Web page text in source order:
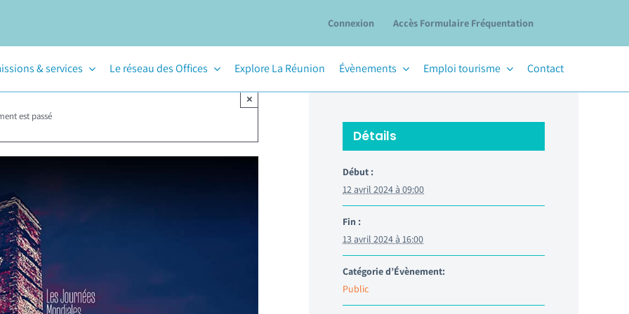
Connexion Accès Formulaire Fréquentation
& services Le réseau des Offices Explore La Réunion Évènements Emploi tourisme Contact
est passé
×
Détails
Début :
12 avril 2024 à 09:00
Fin :
13 avril 2024 à 16:00
Catégorie d’Évènement:
Public